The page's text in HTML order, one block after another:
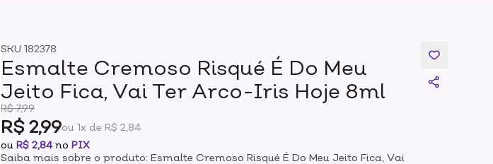
SKU182378
Esmalte Cremoso Risqué É Do Meu
Jeito Fica, Vai Ter Arco-Iris Hoje 8ml
R$ 7,99
R$ 2,99ou 1x de R$ 2,84
ouR$ 2,84noPIX
Saiba mais sobre o produto: Esmalte Cremoso Risqué É Do Meu Jeito Fica, Vai